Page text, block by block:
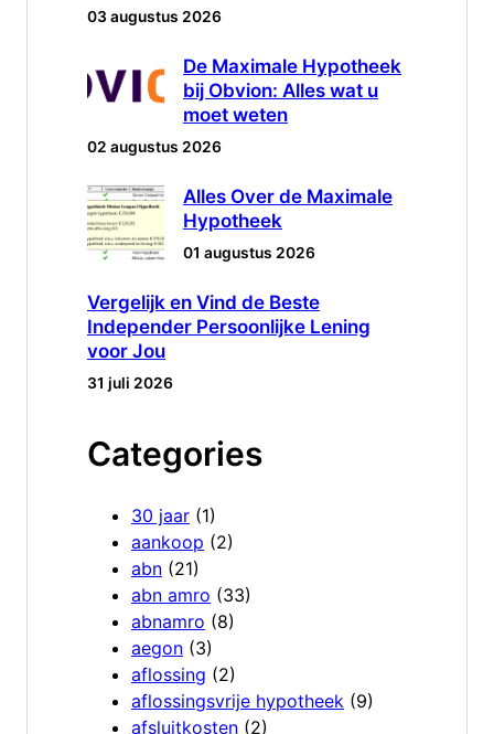
03 augustus 2026
De Maximale Hypotheek
bij Obvion: Alles wat u
moet weten
02 augustus 2026
Alles Over de Maximale
Hypotheek
01 augustus 2026
Vergelijk en Vind de Beste
Independer Persoonlijke Lening
voor Jou
31 juli 2026
Categories
30 jaar (1)
aankoop (2)
abn (21)
abn amro (33)
abnamro (8)
aegon (3)
aflossing (2)
aflossingsvrije hypotheek (9)
afsluitkosten (2)